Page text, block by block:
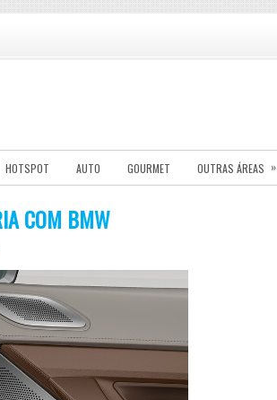
HOTSPOT AUTO GOURMET OUTRAS ÁREAS »
COM BMW